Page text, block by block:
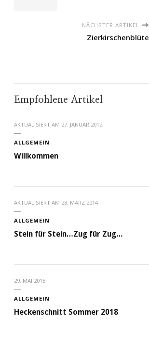
NÄCHSTER ARTIKEL
Zierkirschenblüte
Empfohlene Artikel
AKTUALISIERT AM 27. JANUAR 2012
ALLGEMEIN
Willkommen
AKTUALISIERT AM 28. MÄRZ 2014
ALLGEMEIN
Stein für Stein…Zug für Zug…
29. MAI 2018
ALLGEMEIN
Heckenschnitt Sommer 2018